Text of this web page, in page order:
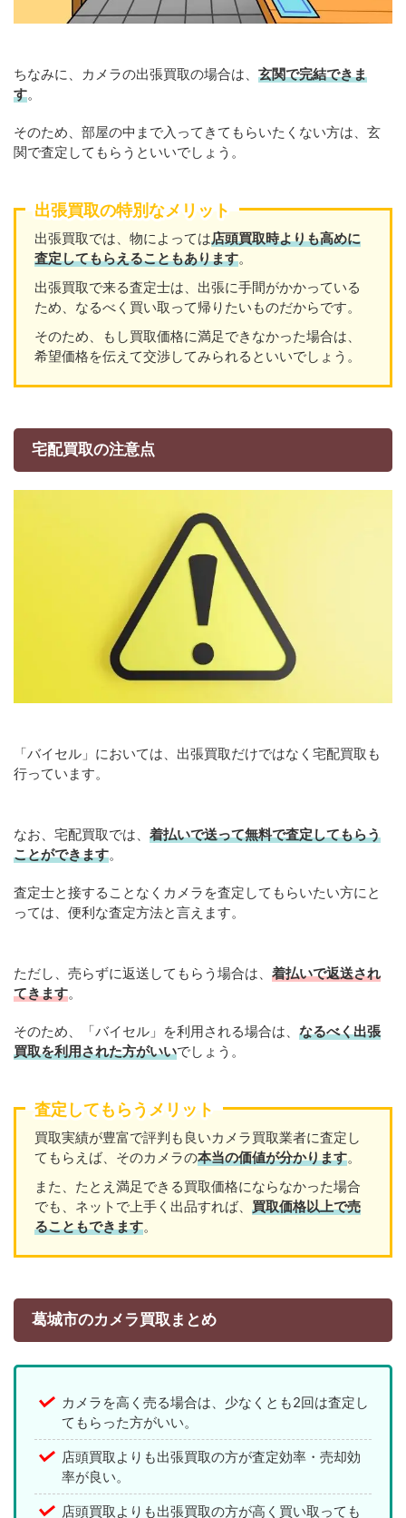
ちなみに、カメラの出張買取の場合は、 玄関で完結できま
す。
そのため、部屋の中まで入ってきてもらいたくない方は、玄
関で査定してもらうといいでしょう。
出張買取の特別なメリット
出張買取では、物によっては店頭買取時よりも高めに
査定してもらえることもあります。
出張買取で来る査定士は、出張に手間がかかっている
ため、なるべく買い取って帰りたいものだからです。
そのため、もし買取価格に満足できなかった場合は、
希望価格を伝えて交渉してみられるといいでしょう。
宅配買取の注意点
「バイセル」においては、出張買取だけではなく宅配買取も
行っています。
なお、宅配買取では、 着払いで送って無料で査定してもらう
ことができます。
査定士と接することなくカメラを査定してもらいたい方にと
っては、便利な査定方法と言えます。
ただし、売らずに返送してもらう場合は、 着払いで返送され
てきます。
そのため、「バイセル」を利用される場合は、 なるべく出張
買取を利用された方がいいでしょう。
査定してもらうメリット
買取実績が豊富で評判も良いカメラ買取業者に査定し
てもらえば、そのカメラの本当の価値が分かります。
また、たとえ満足できる買取価格にならなかった場合
でも、ネットで上手く出品すれば、 買取価格以上で売
ることもできます。
葛城市のカメラ買取まとめ
カメラを高く売る場合は、少なくとも2回は査定し
てもらった方がいい。
店頭買取よりも出張買取の方が査定効率・売却効
率が良い。
店頭買取よりも出張買取の方が高く買い取っても